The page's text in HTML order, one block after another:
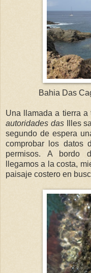
Bahia Das
Una llamada a tierra
autoridades das
Illes
segundo de espera
comprobar los datos
permisos. A bordo
llegamos a la costa,
paisaje costero en